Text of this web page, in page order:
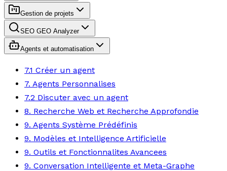
Gestion de projets
SEO GEO Analyzer
Agents et automatisation
7.1 Créer un agent
7. Agents Personnalises
7.2 Discuter avec un agent
8. Recherche Web et Recherche Approfondie
9. Agents Système Prédéfinis
9. Modèles et Intelligence Artificielle
9. Outils et Fonctionnalites Avancees
9. Conversation Intelligente et Meta-Graphe